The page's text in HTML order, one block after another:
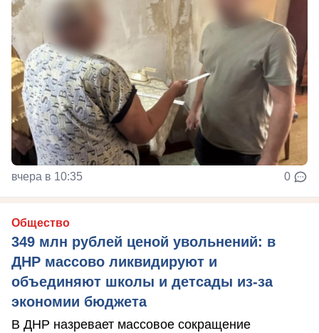
вчера в 10:35 0
Общество
349 млн рублей ценой увольнений: в
ДНР массово ликвидируют и
объединяют школы и детсады из-за
экономии бюджета
В ДНР назревает массовое сокращение